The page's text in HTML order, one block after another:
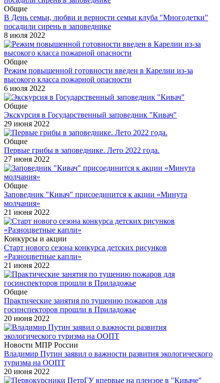
Общие
В День семьи, любви и верности семьи клуба "Многодетки"
посадили сирень в заповеднике
8 июля 2022
Общие
Режим повышенной готовности введен в Карелии из-за
высокого класса пожарной опасности
6 июля 2022
Общие
Экскурсия в Государственный заповедник "Кивач"
29 июня 2022
Общие
Первые грибы в заповеднике. Лето 2022 года.
27 июня 2022
Общие
Заповедник "Кивач" присоединится к акции «Минута
молчания»
21 июня 2022
Конкурсы и акции
Старт нового сезона конкурса детских рисунков
«Разноцветные капли»
21 июня 2022
Общие
Практические занятия по тушению пожаров для
госинспекторов прошли в Приладожье
20 июня 2022
Новости МПР России
Владимир Путин заявил о важности развития экологического
туризма на ООПТ
20 июня 2022